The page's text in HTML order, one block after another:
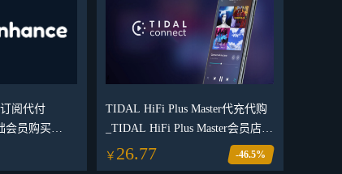
阅代付
会员购买
会员订阅购买
TIDAL HiFi Plus Master代充代购
_TIDAL HiFi Plus Master会员店内
订阅服务_TIDAL HiFi Plus
/Master 无损音乐会员 个人独享
￥ 26.77 -46.5%